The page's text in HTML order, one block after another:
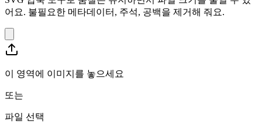
어요. 불필요한 메타데이터, 주석, 공백을 제거해 줘요.
이 영역에 이미지를 놓으세요
또는
파일 선택